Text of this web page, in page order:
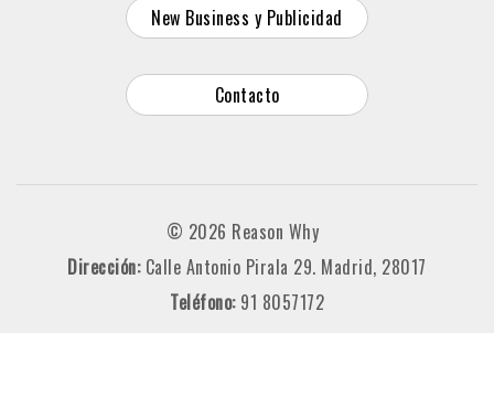
New Business y Publicidad
Contacto
© 2026 Reason Why
Dirección: Calle Antonio Pirala 29. Madrid, 28017
Teléfono: 91 8057172